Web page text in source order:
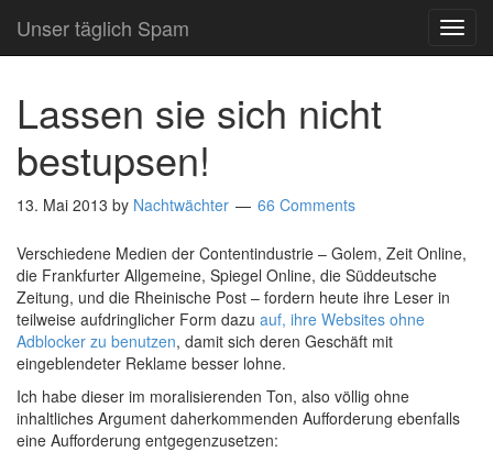
Unser täglich Spam
Lassen sie sich nicht
bestupsen!
13. Mai 2013 by Nachtwächter 66 Comments
Verschiedene Medien der Contentindustrie – Golem, Zeit Online,
die Frankfurter Allgemeine, Spiegel Online, die Süddeutsche
Zeitung, und die Rheinische Post – fordern heute ihre Leser in
teilweise aufdringlicher Form dazu auf, ihre Websites ohne
Adblocker zu benutzen, damit sich deren Geschäft mit
eingeblendeter Reklame besser lohne.
Ich habe dieser im moralisierenden Ton, also völlig ohne
inhaltliches Argument daherkommenden Aufforderung ebenfalls
eine Aufforderung entgegenzusetzen: